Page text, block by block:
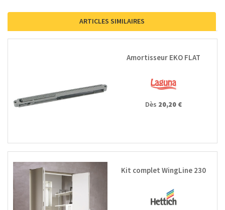
ARTICLES SIMILAIRES
Amortisseur EKO FLAT
Dès 20,20 €
Kit complet WingLine 230